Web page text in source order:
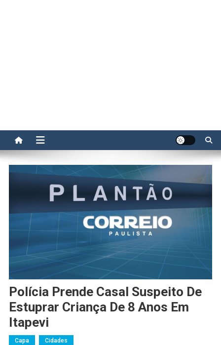
Polícia Prende Casal Suspeito De
Estuprar Criança De 8 Anos Em
Itapevi
Capa Cidades